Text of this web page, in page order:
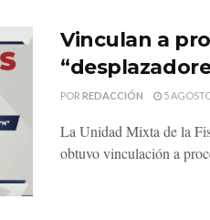
Vinculan a
POR REDACCIÓN 5
La Unidad Mixta de la
obtuvo vinculación a